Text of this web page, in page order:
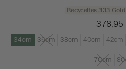
Recyceltes 333 Gold
378,95
34cm 36cm 38cm 40cm 42cm
70cm